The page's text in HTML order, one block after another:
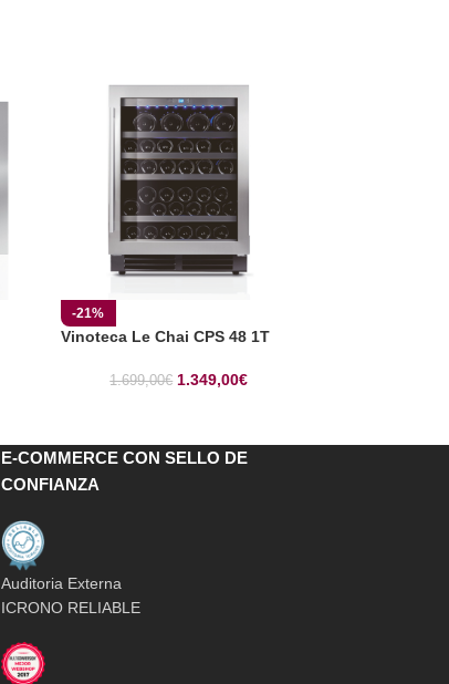
-21%
Vinoteca Le Chai CPS 48 1T
1.699,00€ 1.349,00€
E-COMMERCE CON SELLO DE
CONFIANZA
Auditoria Externa
ICRONO RELIABLE